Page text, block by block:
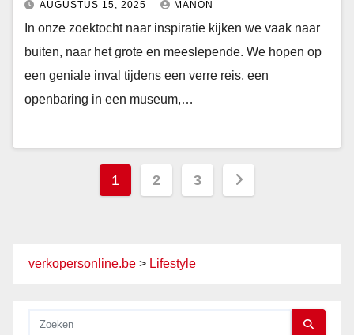
AUGUSTUS 15, 2025 MANON
In onze zoektocht naar inspiratie kijken we vaak naar
buiten, naar het grote en meeslepende. We hopen op
een geniale inval tijdens een verre reis, een
openbaring in een museum,…
Berichten
1 2 3
verkopersonline.be > Lifestyle